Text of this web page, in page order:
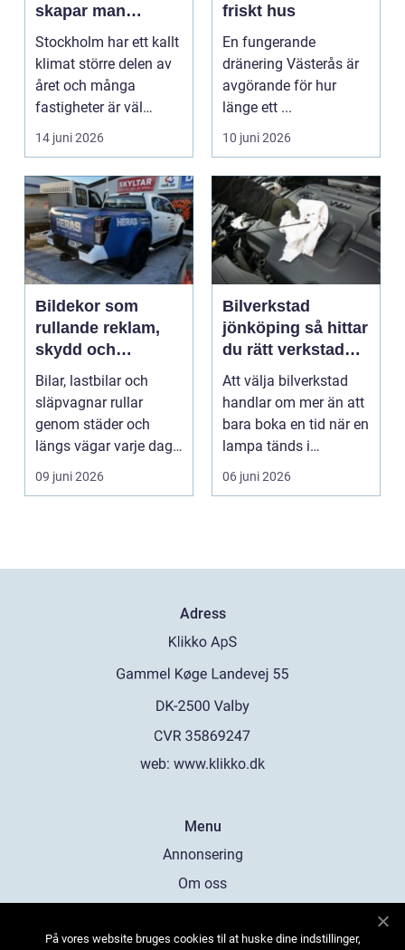
skapar man
hälsosam och
energieffektiv
inomhusluft
Stockholm har ett kallt
klimat större delen av
året och många
fastigheter är väl
isolerade för att s...
14 juni 2026
friskt hus
En fungerande
dränering Västerås är
avgörande för hur
länge ett ...
10 juni 2026
Bildekor som
rullande reklam,
skydd och
personlig stil
Bilar, lastbilar och
släpvagnar rullar
genom städer och
längs vägar varje dag.
De passerar
tusentals...
09 juni 2026
Bilverkstad
jönköping så hittar
du rätt verkstad
för din bil
Att välja bilverkstad
handlar om mer än att
bara boka en tid när en
lampa tänds i
instrumentpanelen....
06 juni 2026
Adress
web: www.klikko.dk
Menu
Annonsering
Om oss
Kontakta oss
På vores website bruges cookies til at huske dine indstillinger,